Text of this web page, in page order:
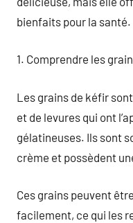
bienfaits pour la santé.
1. Comprendre les
Les grains de kéfir
et de levures qui ont
gélatineuses. Ils sont
crème et possèdent
Ces grains peuvent
facilement, ce qui les